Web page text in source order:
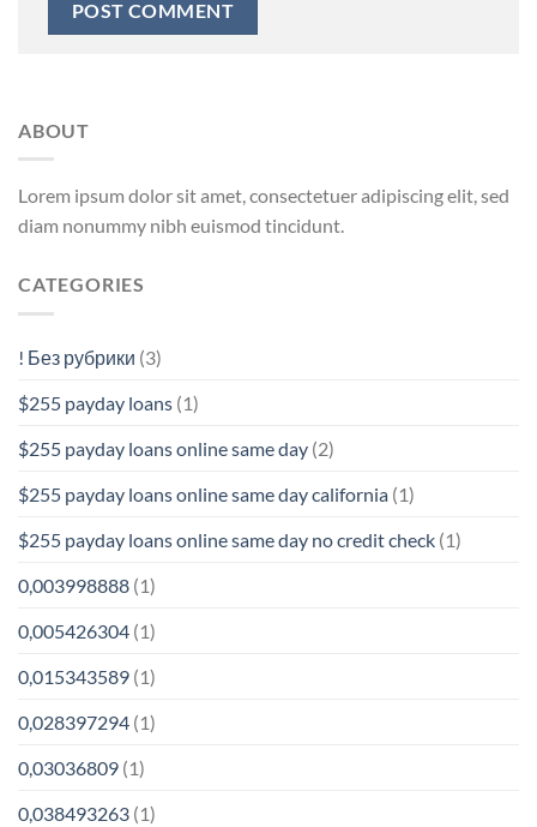
ABOUT
Lorem ipsum dolor sit amet, consectetuer adipiscing elit, sed
diam nonummy nibh euismod tincidunt.
CATEGORIES
! Без рубрики (3)
$255 payday loans (1)
$255 payday loans online same day (2)
$255 payday loans online same day california (1)
$255 payday loans online same day no credit check (1)
0,003998888 (1)
0,005426304 (1)
0,015343589 (1)
0,028397294 (1)
0,03036809 (1)
0,038493263 (1)